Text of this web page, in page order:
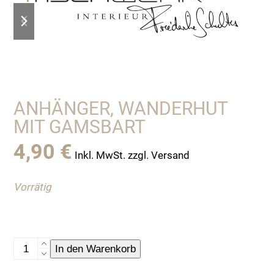
slide
slide
ANHÄNGER, WANDERHUT
MIT GAMSBART
4,90 € Inkl. MwSt. zzgl. Versand
Vorrätig
Anhänger,
Wanderhut
In den Warenkorb